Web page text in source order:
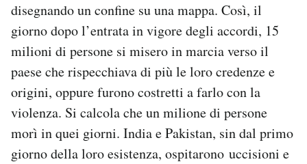
disegnando un confine su una mappa. Così, il
giorno dopo l’entrata in vigore degli accordi, 15
milioni di persone si misero in marcia verso il
paese che rispecchiava di più le loro credenze e
origini, oppure furono costretti a farlo con la
violenza. Si calcola che un milione di persone
morì in quei giorni. India e Pakistan, sin dal primo
giorno della loro esistenza, ospitarono uccisioni e